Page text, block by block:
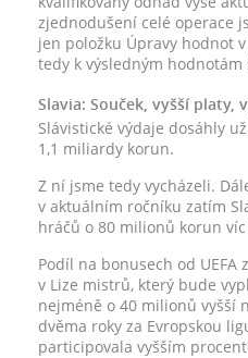
zjednodušení celé operace
jen položku Úpravy hodnot
tedy k výsledným hodnotám
Slavia: Souček, vyšší platy,
Slávistické výdaje dosáhly
1,1 miliardy korun.
Z ní jsme tedy vycházeli.
v aktuálním ročníku zatím
hráčů o 80 milionů korun
Podíl na bonusech od UEFA
v Lize mistrů, který bude
nejméně o 40 milionů vyšší
dvěma roky za Evropskou
participovala vyšším